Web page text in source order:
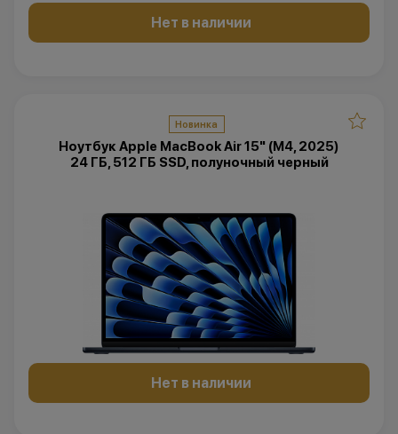
Нет в наличии
Новинка
Ноутбук Apple MacBook Air 15" (M4, 2025)
24 ГБ, 512 ГБ SSD, полуночный черный
Нет в наличии